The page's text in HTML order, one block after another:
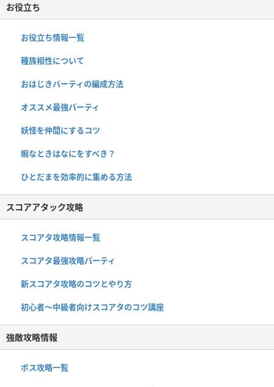
お役立ち
お役立ち情報一覧
種族相性について
おはじきバーティの編成方法
オススメ最強パーティ
妖怪を仲間にするコツ
暇なときはなにをすべき？
ひとだまを効率的に集める方法
スコアアタック攻略
スコアタ攻略情報一覧
スコアタ最強攻略パーティ
新スコアタ攻略のコツとやり方
初心者〜中級者向けスコアタのコツ講座
強敵攻略情報
ボス攻略一覧